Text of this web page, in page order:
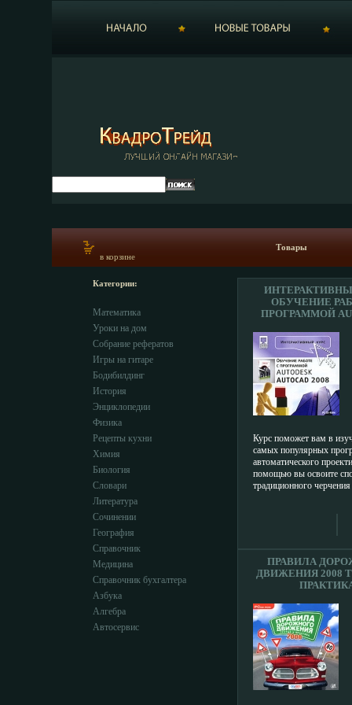
в корзине
Товары
Категории:
Математика
Уроки на дом
Собрание рефератов
Игры на гитаре
Бодибилдинг
История
Энциклопедии
Физика
Рецепты кухни
Химия
Биология
Словари
Литература
Сочинении
География
Справочник
Медицина
Справочник бухгалтера
Азбука
Алгебра
Автосервис
ОБУЧЕНИЕ
ПРОГРАММОЙ
ИНФО
Курс поможет вам в
самых популярных
автоматического
помощью вы освоите
традиционного
фотореалистичные
чертежи Интерактивный
как начинающим
профессиональным
в себя интерактивные
видеоуроки, их
возможностью печати,
материал в удобном для
режиме Особенности
Анимированные уроки,
профессиональным
выполнения действий с
ПРАВИЛА
ДВИЖЕНИЯ 2008
ПРОГРАММА CD-
ИЗДАТЕЛЬ:
ПЛАСТИКОВЫЙ
CASE ЧТО
5918H.